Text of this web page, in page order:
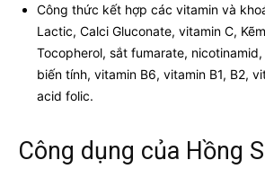
Công thức kết hợp các vitamin và
Lactic, Calci Gluconate, vitamin C,
Tocopherol, sắt fumarate,
biến tính, vitamin B6, vitamin B1, B2,
acid folic.
Công dụng của Hồng